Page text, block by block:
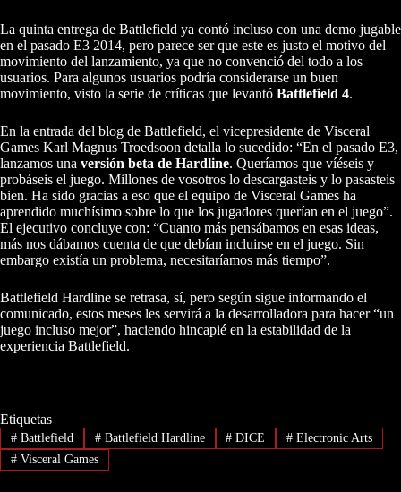
La quinta entrega de Battlefield ya contó incluso con una demo jugable
en el pasado E3 2014, pero parece ser que este es justo el motivo del
movimiento del lanzamiento, ya que no convenció del todo a los
usuarios. Para algunos usuarios podría considerarse un buen
movimiento, visto la serie de críticas que levantó Battlefield 4.
En la entrada del blog de Battlefield, el vicepresidente de Visceral
Games Karl Magnus Troedsoon detalla lo sucedido: “En el pasado E3,
lanzamos una versión beta de Hardline. Queríamos que víéseis y
probáseis el juego. Millones de vosotros lo descargasteis y lo pasasteis
bien. Ha sido gracias a eso que el equipo de Visceral Games ha
aprendido muchísimo sobre lo que los jugadores querían en el juego”.
El ejecutivo concluye con: “Cuanto más pensábamos en esas ideas,
más nos dábamos cuenta de que debían incluirse en el juego. Sin
embargo existía un problema, necesitaríamos más tiempo”.
Battlefield Hardline se retrasa, sí, pero según sigue informando el
comunicado, estos meses les servirá a la desarrolladora para hacer “un
juego incluso mejor”, haciendo hincapié en la estabilidad de la
experiencia Battlefield.
Etiquetas
#Battlefield #Battlefield Hardline # DICE # Electronic Arts
#Visceral Games